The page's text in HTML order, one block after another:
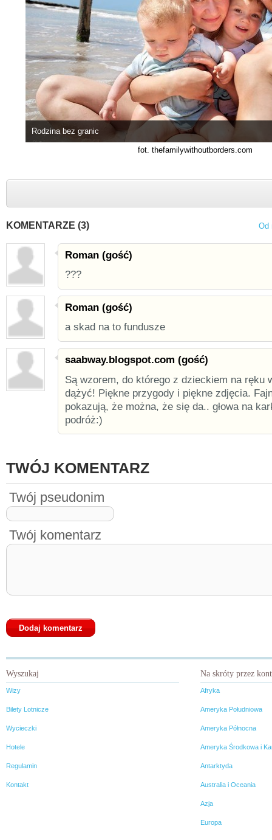
Rodzina bez granic
fot. thefamilywithoutborders.com
KOMENTARZE (3) Od
Roman (gość)
???
Roman (gość)
a skad na to fundusze
saabway.blogspot.com (gość)
Są wzorem, do którego z dzieckiem na ręku
dążyć! Piękne przygody i piękne zdjęcia.
pokazują, że można, że się da.. głowa na
podróż:)
TWÓJ KOMENTARZ
Twój pseudonim
Twój komentarz
Wyszukaj
Wizy
Bilety Lotnicze
Wycieczki
Hotele
Regulamin
Kontakt
Na skróty przez
Afryka
Ameryka Południowa
Ameryka Północna
Ameryka Środkowa i
Antarktyda
Australia i Oceania
Azja
Europa